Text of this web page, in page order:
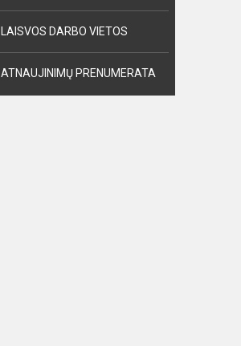
LAISVOS DARBO VIETOS
ATNAUJINIMŲ PRENUMERATA